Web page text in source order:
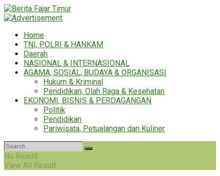
Home
TNI, POLRI & HANKAM
Daerah
NASIONAL & INTERNASIONAL
AGAMA, SOSIAL, BUDAYA & ORGANISASI
Hukum & Kriminal
Pendidikan, Olah Raga & Kesehatan
EKONOMI, BISNIS & PERDAGANGAN
Politik
Pendidikan
Pariwisata, Petualangan dan Kuliner
No Result
View All Result